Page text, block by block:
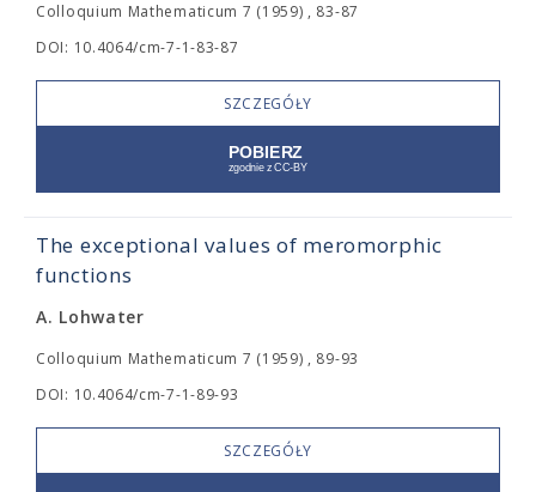
Colloquium Mathematicum 7 (1959) , 83-87
DOI: 10.4064/cm-7-1-83-87
SZCZEGÓŁY
The exceptional values of meromorphic
functions
A. Lohwater
Colloquium Mathematicum 7 (1959) , 89-93
DOI: 10.4064/cm-7-1-89-93
SZCZEGÓŁY